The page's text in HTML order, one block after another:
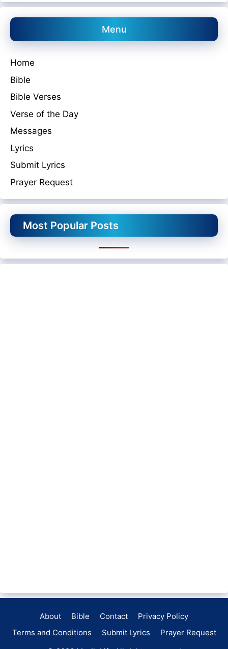
Menu
Home
Bible
Bible Verses
Verse of the Day
Messages
Lyrics
Submit Lyrics
Prayer Request
Most Popular Posts
About Bible Contact
Privacy Policy
Terms and Conditions
Submit Lyrics
Prayer Request